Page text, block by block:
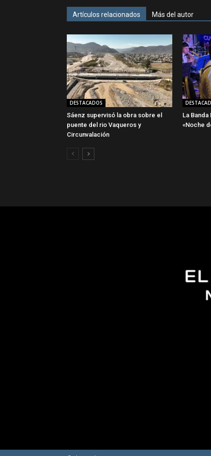
Artículos relacionados Más del autor
DESTACADOS
Sáenz supervisó la obra sobre el
puente del rio Vaqueros y
Circunvalación
La Banda
«Noche